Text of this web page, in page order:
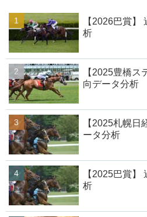
【2026巴賞】
析
【2025豊橋ス
向データ分析
【2025札幌日
ータ分析
【2025巴賞】
析